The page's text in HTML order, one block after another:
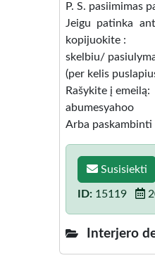
P. S. pasiimimas
Jeigu patinka
kopijuokite :
skelbiu/
(per kelis
Rašykite į emeilą:
abumesyahoo
Arba
Susisiekti
ID: 15119
Interjero